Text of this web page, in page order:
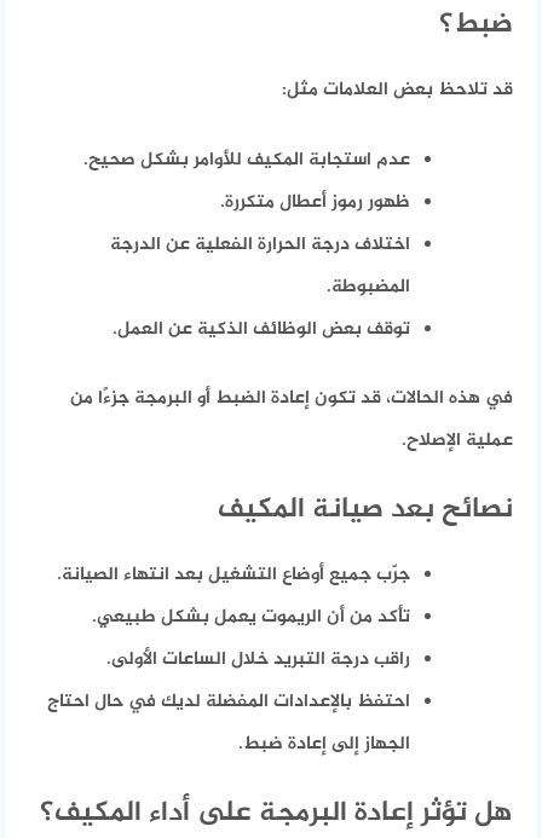
ضبط؟
قد تلاحظ بعض العلامات مثل:
عدم استجابة المكيف للأوامر بشكل صحيح.
ظهور رموز أعطال متكررة.
اختلاف درجة الحرارة الفعلية عن الدرجة
المضبوطة.
توقف بعض الوظائف الذكية عن العمل.
في هذه الحالات، قد تكون إعادة الضبط أو البرمجة جزءًا من
عملية الإصلاح.
نصائح بعد صيانة المكيف
جرّب جميع أوضاع التشغيل بعد انتهاء الصيانة.
تأكد من أن الريموت يعمل بشكل طبيعي.
راقب درجة التبريد خلال الساعات الأولى.
احتفظ بالإعدادات المفضلة لديك في حال احتاج
الجهاز إلى إعادة ضبط.
هل تؤثر إعادة البرمجة على أداء المكيف؟